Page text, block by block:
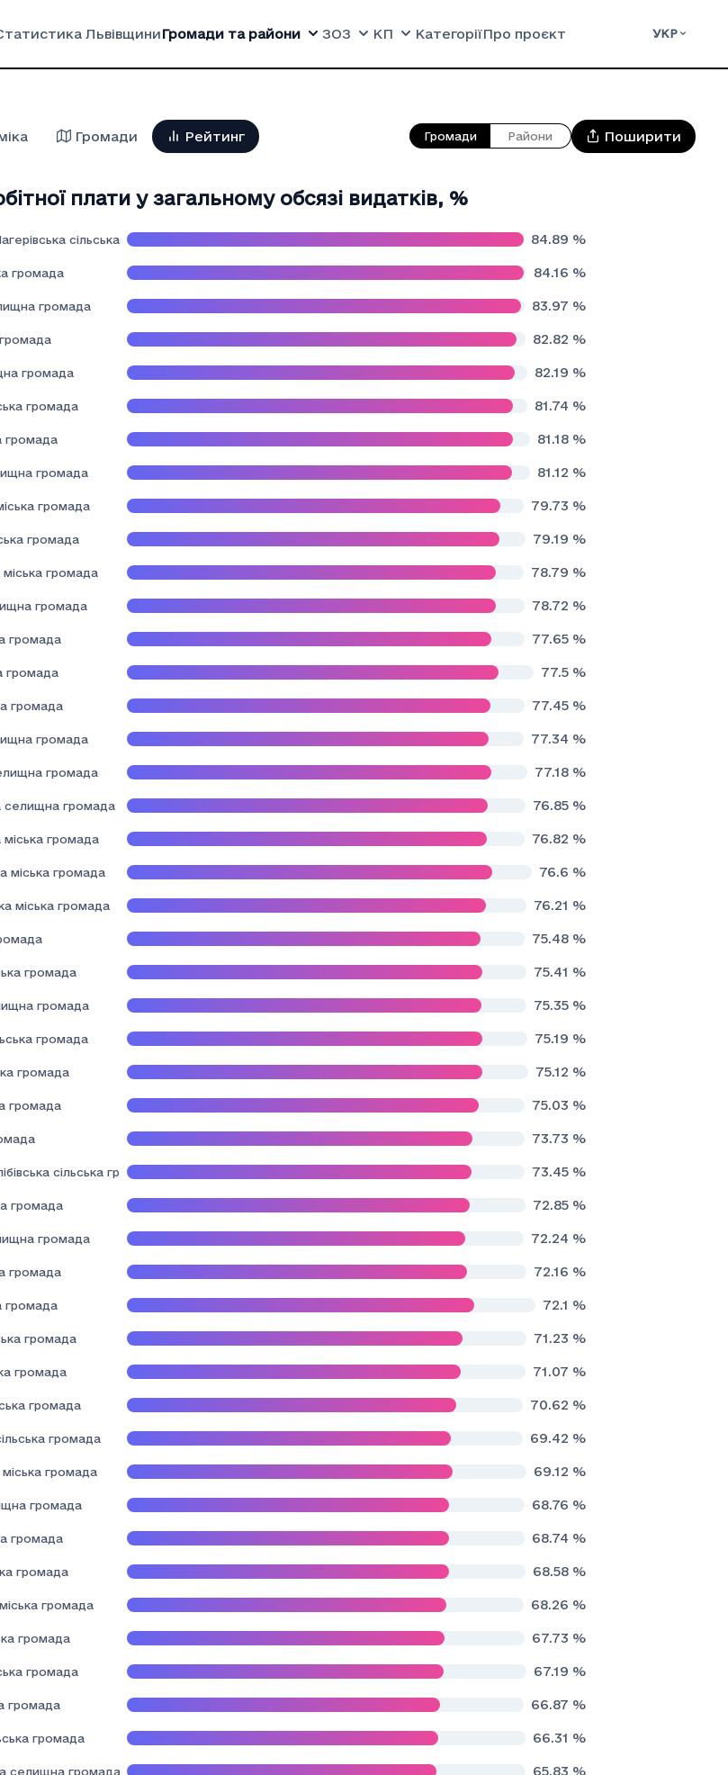
ЛьвівщиниГромади та райони ЗОЗ КП КатегоріїПро проєкт УКР
Громади Рейтинг Громади Райони Поширити
плати у загальному обсязі видатків, %
сільська громада 84.89 %
громада 84.16 %
громада 83.97 %
громада 82.82 %
громада 82.19 %
громада 81.74 %
громада 81.18 %
громада 81.12 %
громада 79.73 %
громада 79.19 %
громада 78.79 %
громада 78.72 %
громада 77.65 %
громада 77.5 %
громада 77.45 %
громада 77.34 %
громада 77.18 %
селищна громада 76.85 %
громада 76.82 %
міська громада 76.6 %
міська громада 76.21 %
75.48 %
громада 75.41 %
громада 75.35 %
громада 75.19 %
громада 75.12 %
громада 75.03 %
73.73 %
сільська громада 73.45 %
громада 72.85 %
громада 72.24 %
громада 72.16 %
громада 72.1 %
громада 71.23 %
громада 71.07 %
громада 70.62 %
громада 69.42 %
громада 69.12 %
громада 68.76 %
громада 68.74 %
громада 68.58 %
громада 68.26 %
громада 67.73 %
громада 67.19 %
громада 66.87 %
громада 66.31 %
селищна громада 65.83 %